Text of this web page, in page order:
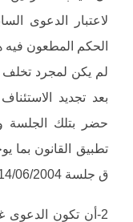
لاعتبار الدعوى
الحكم المطعون فيه
بعد تجديد
حضر بتلك الجلسة
ق جلسة 14/06/2004
2-أن تكون الدعوى